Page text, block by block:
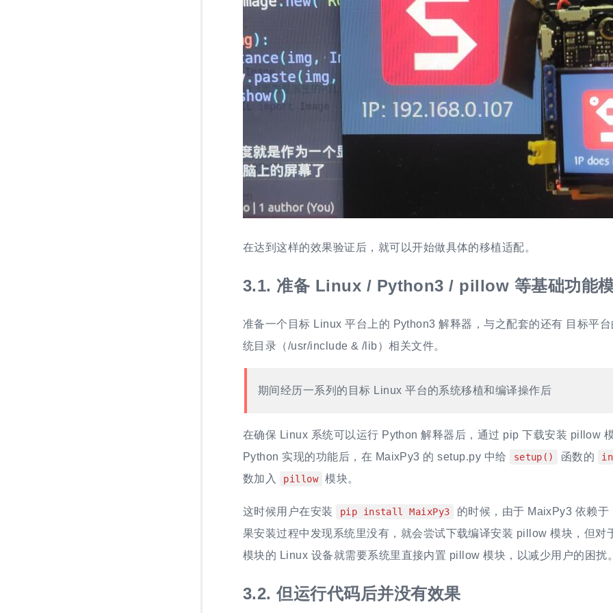
在达到这样的效果验证后，就可以开始做具体的移植适配。
3.1. 准备 Linux / Python3 / pillow 等基础功能
准备一个目标 Linux 平台上的 Python3 解释器，与之配套的还有 目标平
统目录（/usr/include & /lib）相关文件。
期间经历一系列的目标 Linux 平台的系统移植和编译操作后
在确保 Linux 系统可以运行 Python 解释器后，通过 pip 下载安装 pillow
Python 实现的功能后，在 MaixPy3 的 setup.py 中给
setup() 函数的
数加入 pillow 模块。
这时候用户在安装 pip install MaixPy3
的时候，由于 MaixPy3 依赖
果安装过程中发现系统里没有，就会尝试下载编译安装 pillow 模块，但对
模块的 Linux 设备就需要系统里直接内置 pillow 模块，以减少用户的困扰
3.2.但运行代码后并没有效果